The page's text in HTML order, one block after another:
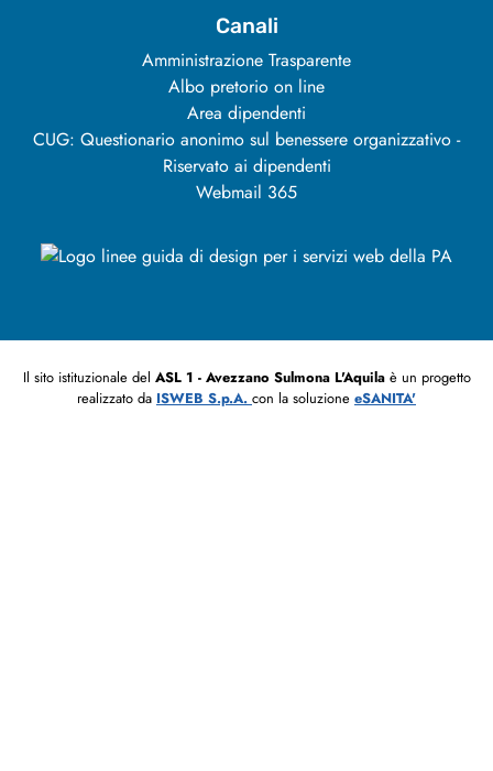
Canali
Amministrazione Trasparente
Albo pretorio on line
Area dipendenti
CUG: Questionario anonimo sul benessere organizzativo -
Riservato ai dipendenti
Webmail 365
Il sito istituzionale del ASL 1 - Avezzano Sulmona L'Aquilaè un progetto
realizzato da ISWEB S.p.A. con la soluzione eSANITA'